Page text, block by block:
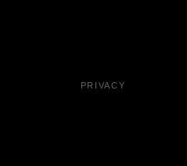
PRIVACY